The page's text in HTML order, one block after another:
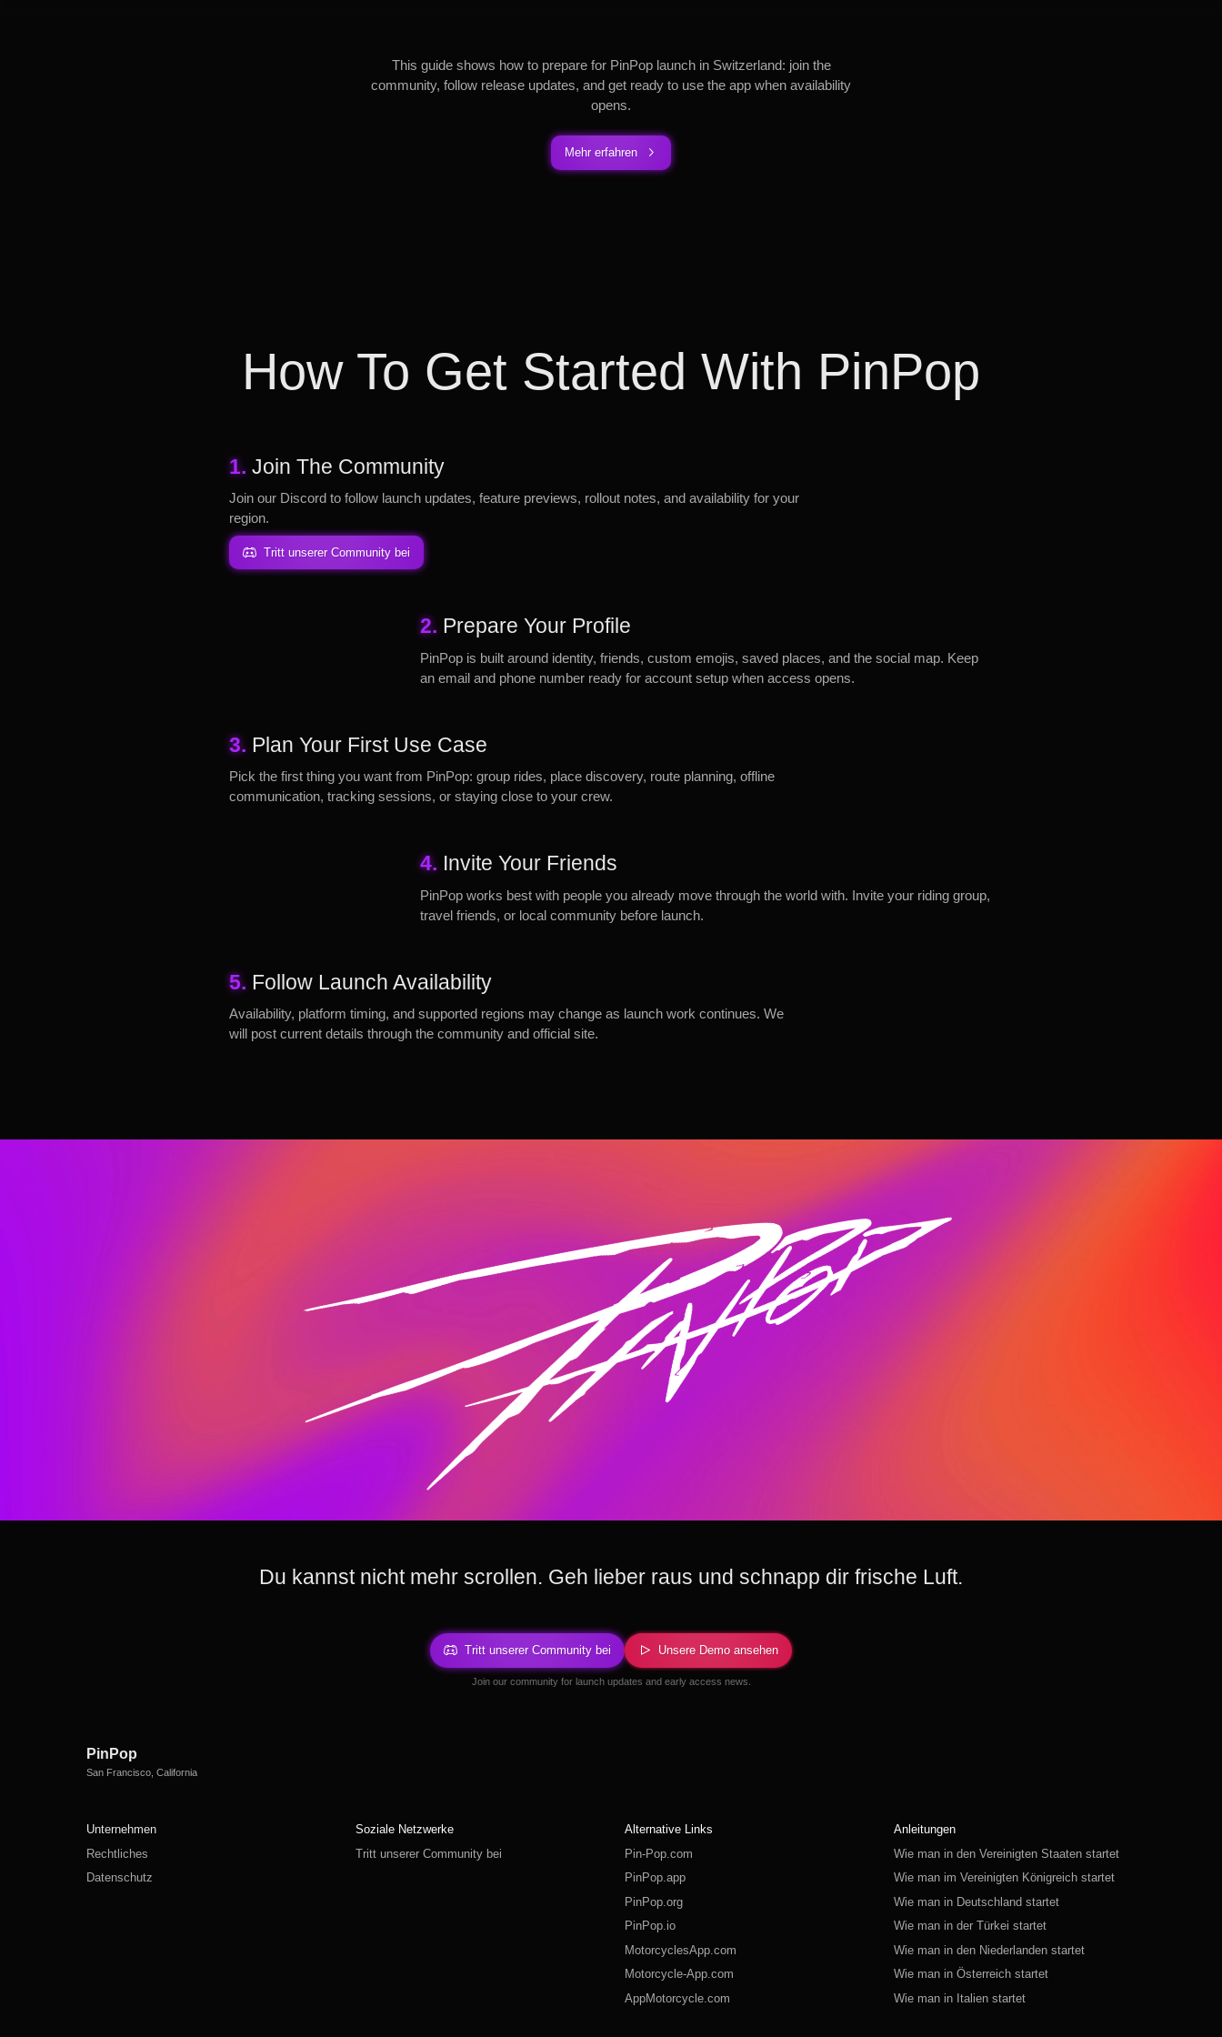
This guide shows how to prepare for PinPop launch in Switzerland: join the
community, follow release updates, and get ready to use the app when availability
opens.
Mehr erfahren
How To Get Started With PinPop
1. Join The Community
Join our Discord to follow launch updates, feature previews, rollout notes, and availability for your
region.
Tritt unserer Community bei
2. Prepare Your Profile
PinPop is built around identity, friends, custom emojis, saved places, and the social map. Keep
an email and phone number ready for account setup when access opens.
3. Plan Your First Use Case
Pick the first thing you want from PinPop: group rides, place discovery, route planning, offline
communication, tracking sessions, or staying close to your crew.
4. Invite Your Friends
PinPop works best with people you already move through the world with. Invite your riding group,
travel friends, or local community before launch.
5. Follow Launch Availability
Availability, platform timing, and supported regions may change as launch work continues. We
will post current details through the community and official site.
Du kannst nicht mehr scrollen. Geh lieber raus und schnapp dir frische Luft.
Tritt unserer Community bei Unsere Demo ansehen
Join our community for launch updates and early access news.
PinPop
San Francisco, California
Unternehmen
Rechtliches
Datenschutz
Soziale Netzwerke
Tritt unserer Community bei
Alternative Links
Pin-Pop.com
PinPop.app
PinPop.org
PinPop.io
MotorcyclesApp.com
Motorcycle-App.com
AppMotorcycle.com
Anleitungen
Wie man in den Vereinigten Staaten startet
Wie man im Vereinigten Königreich startet
Wie man in Deutschland startet
Wie man in der Türkei startet
Wie man in den Niederlanden startet
Wie man in Österreich startet
Wie man in Italien startet